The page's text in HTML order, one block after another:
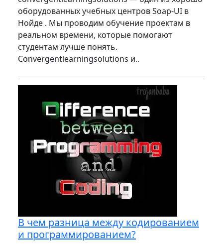
оборудованных учебных центров Soap-UI в
Нойде . Мы проводим обучение проектам в
реальном времени, которые помогают
студентам лучше понять.
Convergentlearningsolutions и..
В чем разница между кодированием
и программированием?